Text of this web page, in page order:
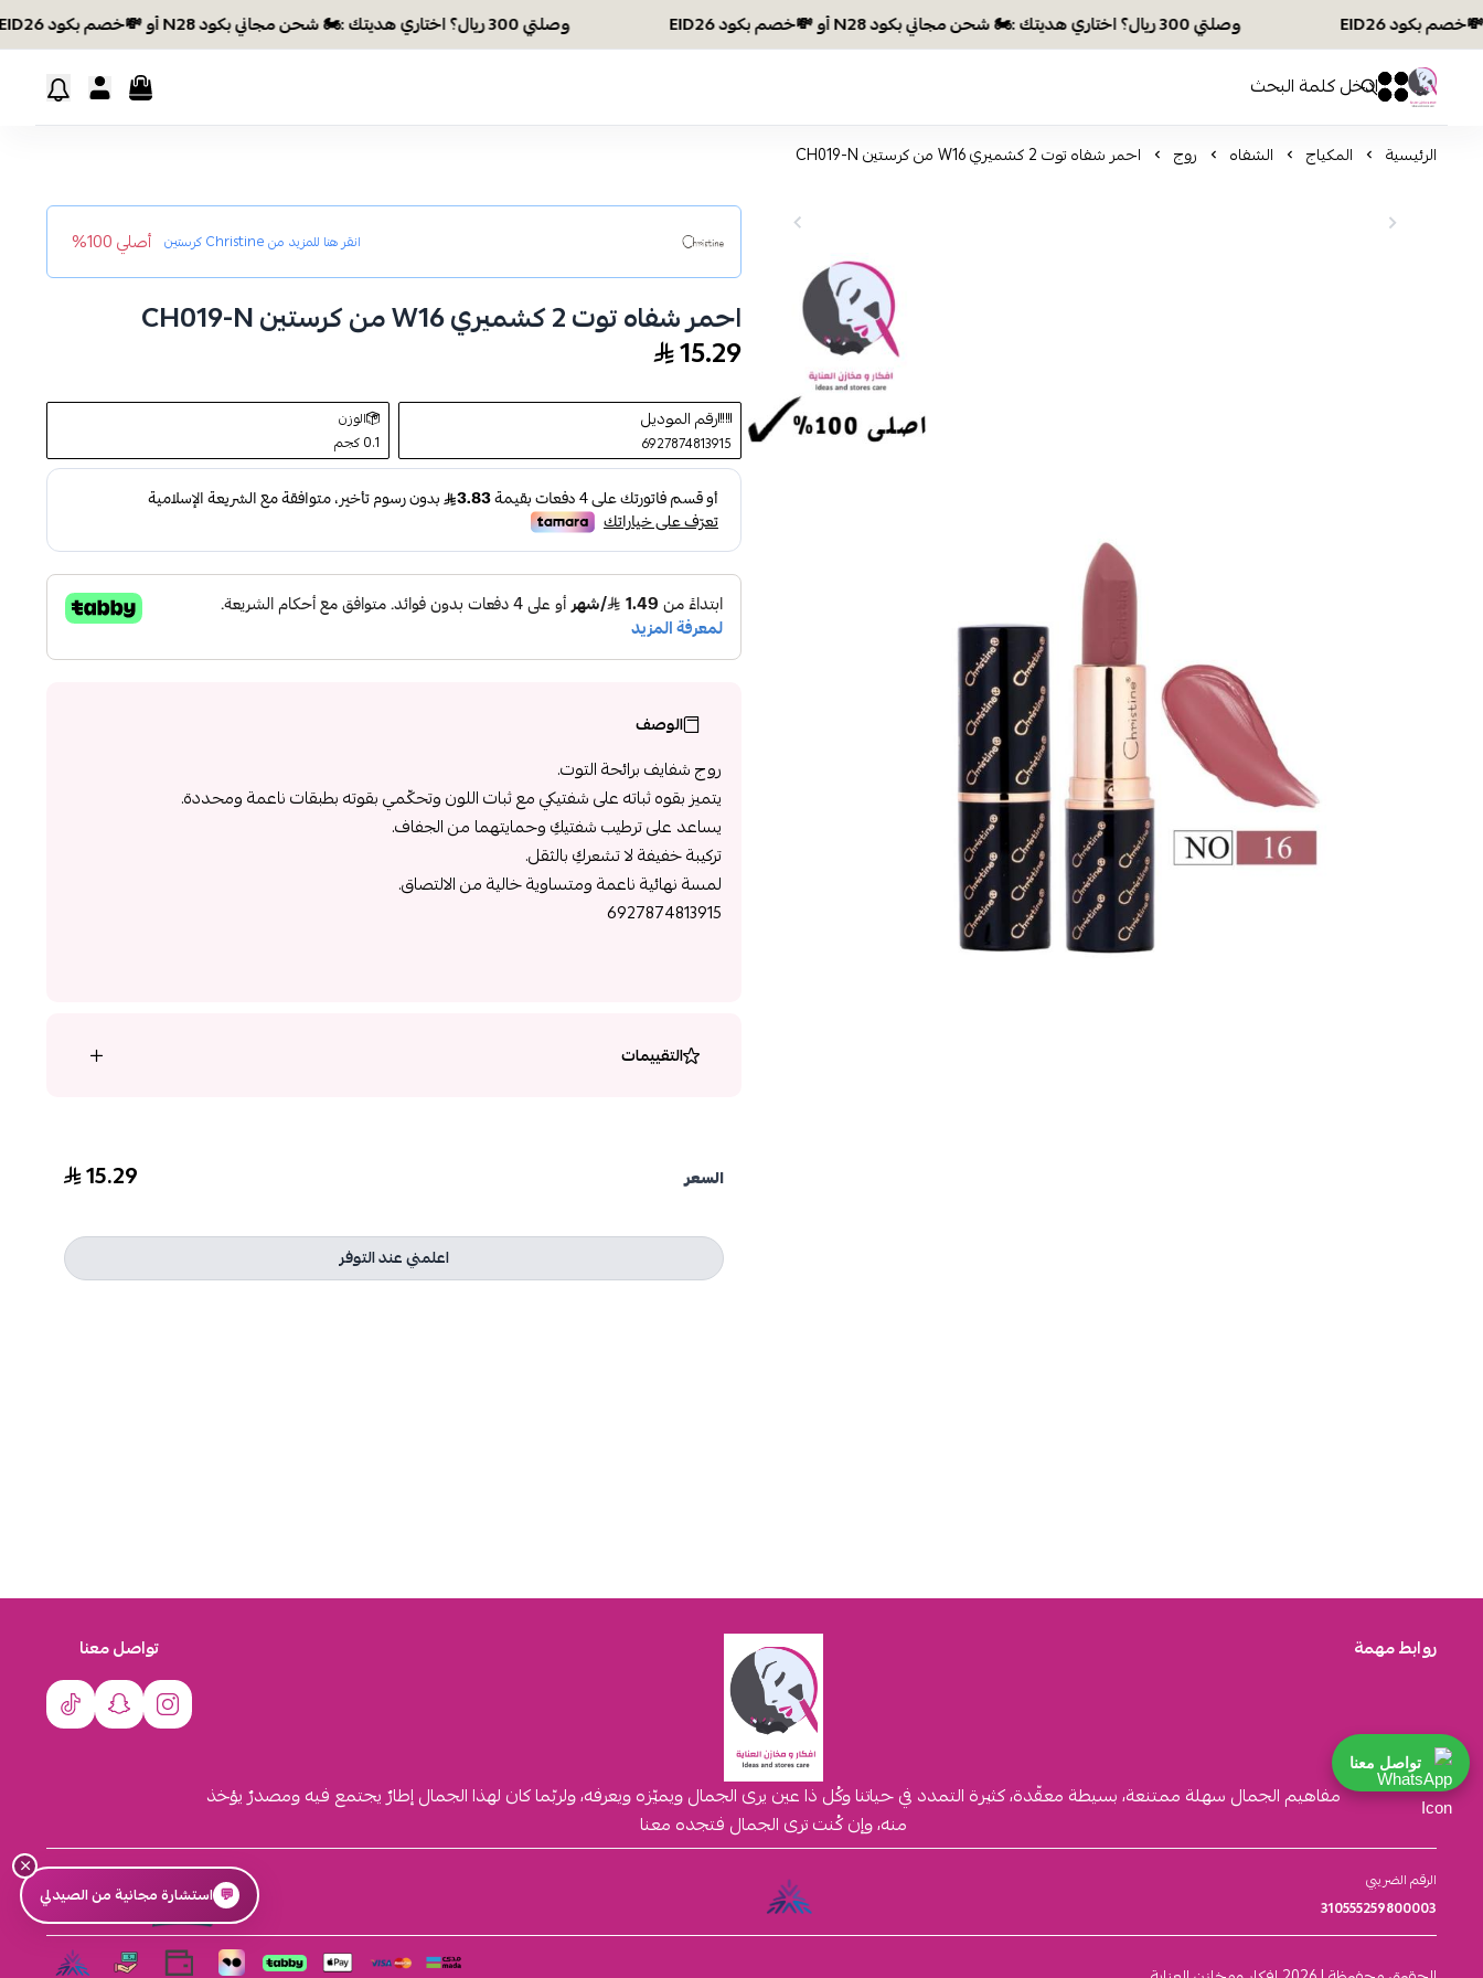
وصلتي 300 ريال؟ اختاري هديتك :🏍 شحن مجاني بكود N28 أو 💸خصم بكود EID26 وصلتي 300 ريال؟ اختاري هديتك :🏍 شحن مجاني بكود N28 أو 💸خصم بكود EID26
افكار ومخازن العناية
0 0
الرئيسية المكياج الشفاه روج احمر شفاه توت 2 كشميري W16 من كرستين CH019-N
انقر هنا للمزيد منChristine كرستين أصلي 100%
احمر شفاه توت 2 كشميري W16 من كرستين CH019-N
15.29
رقم الموديل
6927874813915
الوزن
0.1 كجم
الوصف
روج شفايف برائحة التوت.
يتميز بقوه ثباته على شفتيكي مع ثبات اللون وتحكّمي بقوته بطبقات ناعمة ومحددة.
يساعد على ترطيب شفتيكِ وحمايتهما من الجفاف.
تركيبة خفيفة لا تشعركِ بالثقل.
لمسة نهائية ناعمة ومتساوية خالية من الالتصاق.
6927874813915
التقييمات
السعر 15.29
اعلمني عند التوفر
روابط مهمة
مفاهيم الجمال سهلة ممتنعة، بسيطة معقّدة، كثيرة التمدد في حياتنا وكُل ذا عين يرى الجمال ويميّزه ويعرفه، ولربّما كان لهذا الجمال إطارٌ يجتمع فيه ومصدرٌ يؤخذ
منه، وإن كُنت ترى الجمال فتجده معنا
تواصل معنا
الرقم الضريبي
310555259800003
4030431116
×
💬 استشارة مجانية من الصيدلي
تواصل معنا